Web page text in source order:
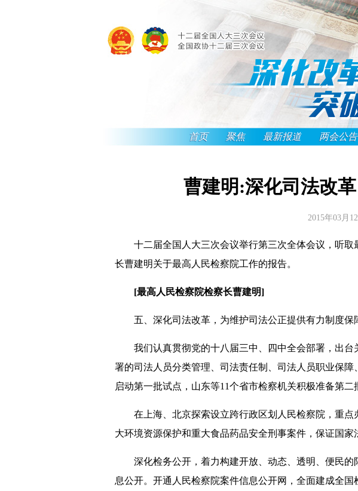
首页 聚焦 最新报道 两会公告
曹建明:深化司法改
2015年03月
十二届全国人大三次会议举行第三次全体会议，听取
长曹建明关于最高人民检察院工作的报告。
[最高人民检察院检察长曹建明]
五、深化司法改革，为维护司法公正提供有力制度保
我们认真贯彻党的十八届三中、四中全会部署，出台
署的司法人员分类管理、司法责任制、司法人员职业保
启动第一批试点，山东等11个省市检察机关积极准备第二
在上海、北京探索设立跨行政区划人民检察院，重点
大环境资源保护和重大食品药品安全刑事案件，保证国
深化检务公开，着力构建开放、动态、透明、便民的
息公开。开通人民检察院案件信息公开网，全面建成全